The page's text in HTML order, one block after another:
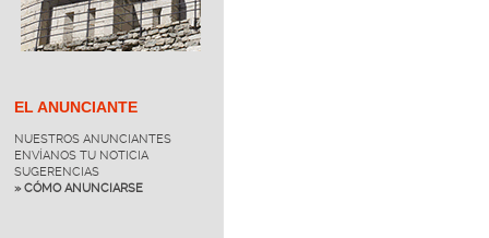
EL ANUNCIANTE
NUESTROS ANUNCIANTES
ENVÍANOS TU NOTICIA
SUGERENCIAS
» CÓMO ANUNCIARSE